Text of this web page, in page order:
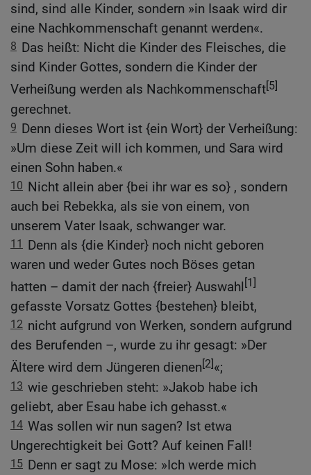
sind, sind alle Kinder, sondern »in Isaak wird dir
eine Nachkommenschaft genannt werden«.
8 Das heißt: Nicht die Kinder des Fleisches, die
sind Kinder Gottes, sondern die Kinder der
Verheißung werden als Nachkommenschaft[5]
gerechnet.
9 Denn dieses Wort ist {ein Wort} der Verheißung:
»Um diese Zeit will ich kommen, und Sara wird
einen Sohn haben.«
10 Nicht allein aber {bei ihr war es so} , sondern
auch bei Rebekka, als sie von einem, von
unserem Vater Isaak, schwanger war.
11 Denn als {die Kinder} noch nicht geboren
waren und weder Gutes noch Böses getan
hatten – damit der nach {freier} Auswahl [1]
gefasste Vorsatz Gottes {bestehen} bleibt,
12 nicht aufgrund von Werken, sondern aufgrund
des Berufenden –, wurde zu ihr gesagt: »Der
Ältere wird dem Jüngeren dienen[2]«;
13 wie geschrieben steht: »Jakob habe ich
geliebt, aber Esau habe ich gehasst.«
14 Was sollen wir nun sagen? Ist etwa
Ungerechtigkeit bei Gott? Auf keinen Fall!
15 Denn er sagt zu Mose: »Ich werde mich